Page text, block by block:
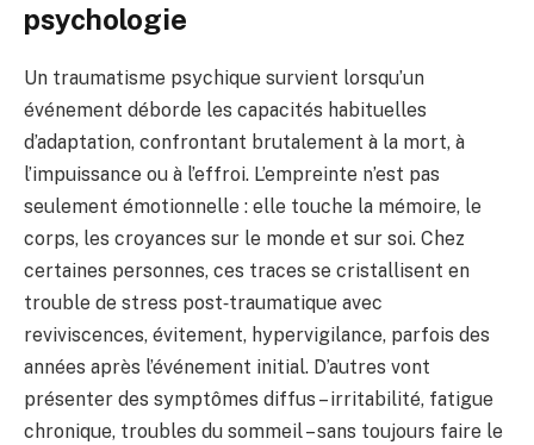
psychologie
Un traumatisme psychique survient lorsqu’un
événement déborde les capacités habituelles
d’adaptation, confrontant brutalement à la mort, à
l’impuissance ou à l’effroi. L’empreinte n’est pas
seulement émotionnelle : elle touche la mémoire, le
corps, les croyances sur le monde et sur soi. Chez
certaines personnes, ces traces se cristallisent en
trouble de stress post‑traumatique avec
reviviscences, évitement, hypervigilance, parfois des
années après l’événement initial. D’autres vont
présenter des symptômes diffus – irritabilité, fatigue
chronique, troubles du sommeil – sans toujours faire le